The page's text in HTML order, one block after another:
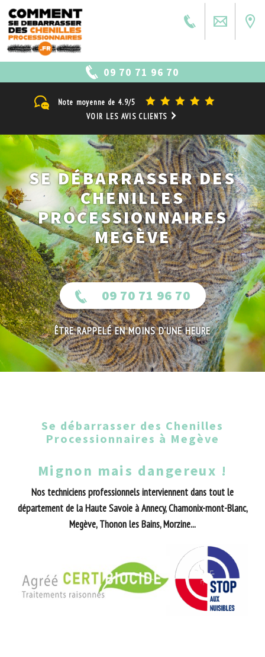
09 70 71 96 70
Note moyenne de 4.9/5
VOIR LES AVIS CLIENTS
SE DÉBARRASSER DES
CHENILLES
PROCESSIONNAIRES
MEGÈVE
09 70 71 96 70
ÊTRE RAPPELÉ EN MOINS D'UNE HEURE
Se débarrasser des Chenilles
Processionnaires à Megève
Mignon mais dangereux !
Nos techniciens professionnels interviennent dans tout le
département de la Haute Savoie à Annecy, Chamonix-mont-Blanc,
Megève, Thonon les Bains, Morzine...